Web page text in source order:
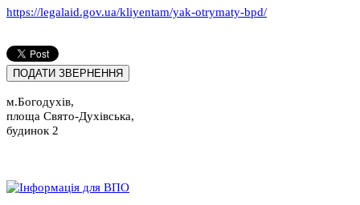
https://legalaid.gov.ua/kliyentam/yak-otrymaty-bpd/
м.Богодухів,
площа Свято-Духівська,
будинок 2